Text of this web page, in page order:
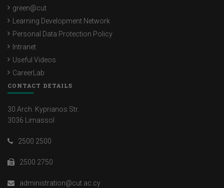
green@cut
Learning Development Network
Personal Data Protection Policy
Intranet
Useful Videos
CareerLab
CONTACT DETAILS
30 Arch. Kyprianos Str.
3036 Limassol
2500 2500
2500 2750
administration@cut.ac.cy